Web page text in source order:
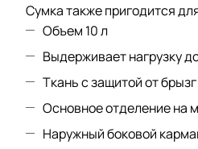
Сумка также пригодится
Объем 10 л
Выдерживает нагрузку
Ткань с защитой от брызг
Основное отделение на
Наружный боковой